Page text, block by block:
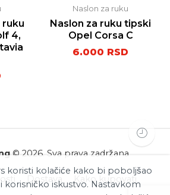
ruku
4,
Naslon za ruku
Naslon za ruku tipski
Opel Corsa C
6.000 RSD
© 2026. Sva prava zadržana
Dostava Kako kupovati
koristi kolačiće kako bi poboljšao
korisničko iskustvo. Nastavkom